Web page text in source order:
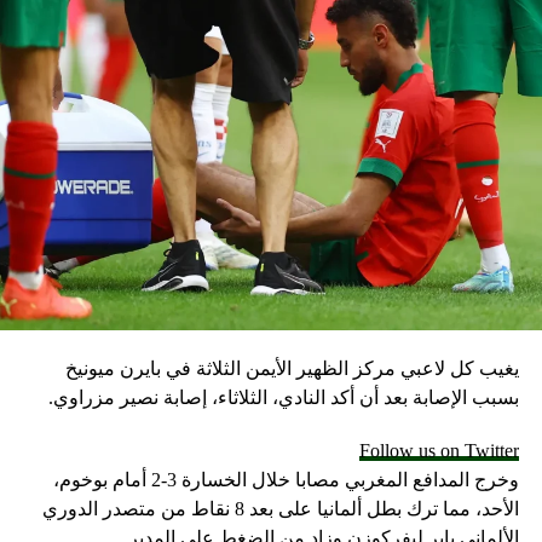
يغيب كل لاعبي مركز الظهير الأيمن الثلاثة في بايرن ميونيخ
بسبب الإصابة بعد أن أكد النادي، الثلاثاء، إصابة نصير مزراوي.
Follow us on Twitter
وخرج المدافع المغربي مصابا خلال الخسارة 3-2 أمام بوخوم،
الأحد، مما ترك بطل ألمانيا على بعد 8 نقاط من متصدر الدوري
الألماني باير ليفركوزن وزاد من الضغط على المدير